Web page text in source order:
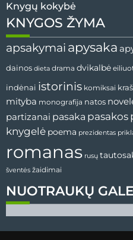
Knygų kokybė
NUOTRAUKŲ
KNYGOS ŽYMA
apsakymai apysaka
dainos dieta drama dvikalbė
indėnai istorinis komiksai
mityba monografija natos
partizanai pasaka pasakos
knygelė poema prezidentas
romanas rusų
šventės žaidimai